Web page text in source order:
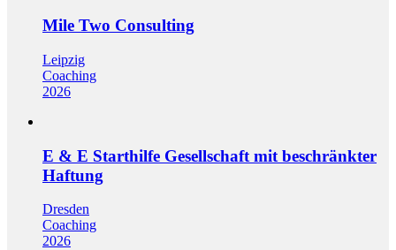
Mile Two Consulting
Leipzig
Coaching
2026
E & E Starthilfe Gesellschaft mit beschränkter
Haftung
Dresden
Coaching
2026